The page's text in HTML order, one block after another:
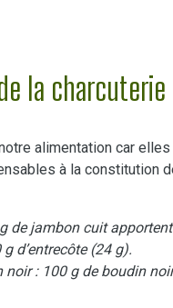
la charcuterie
alimentation car
à la constitution
de jambon cuit
d’entrecôte (24 g).
: 100 g de boudin